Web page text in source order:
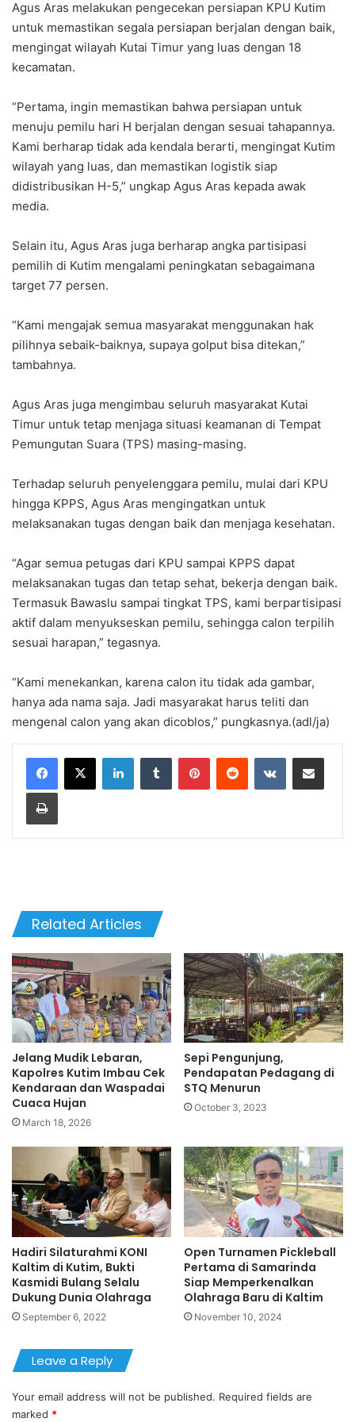
Agus Aras melakukan pengecekan persiapan KPU Kutim
untuk memastikan segala persiapan berjalan dengan baik,
mengingat wilayah Kutai Timur yang luas dengan 18
kecamatan.
“Pertama, ingin memastikan bahwa persiapan untuk
menuju pemilu hari H berjalan dengan sesuai tahapannya.
Kami berharap tidak ada kendala berarti, mengingat Kutim
wilayah yang luas, dan memastikan logistik siap
didistribusikan H-5,” ungkap Agus Aras kepada awak
media.
Selain itu, Agus Aras juga berharap angka partisipasi
pemilih di Kutim mengalami peningkatan sebagaimana
target 77 persen.
“Kami mengajak semua masyarakat menggunakan hak
pilihnya sebaik-baiknya, supaya golput bisa ditekan,”
tambahnya.
Agus Aras juga mengimbau seluruh masyarakat Kutai
Timur untuk tetap menjaga situasi keamanan di Tempat
Pemungutan Suara (TPS) masing-masing.
Terhadap seluruh penyelenggara pemilu, mulai dari KPU
hingga KPPS, Agus Aras mengingatkan untuk
melaksanakan tugas dengan baik dan menjaga kesehatan.
“Agar semua petugas dari KPU sampai KPPS dapat
melaksanakan tugas dan tetap sehat, bekerja dengan baik.
Termasuk Bawaslu sampai tingkat TPS, kami berpartisipasi
aktif dalam menyukseskan pemilu, sehingga calon terpilih
sesuai harapan,” tegasnya.
“Kami menekankan, karena calon itu tidak ada gambar,
hanya ada nama saja. Jadi masyarakat harus teliti dan
mengenal calon yang akan dicoblos,” pungkasnya.(adl/ja)
LinkedInTumblr PinterestReddit VKontakteShare via Email
Print
Related Articles
Jelang Mudik Lebaran,
Kapolres Kutim Imbau Cek
Kendaraan dan Waspadai
Cuaca Hujan
March 18, 2026
Sepi Pengunjung,
Pendapatan Pedagang di
STQ Menurun
October 3, 2023
Hadiri Silaturahmi KONI
Kaltim di Kutim, Bukti
Kasmidi Bulang Selalu
Dukung Dunia Olahraga
September 6, 2022
Open Turnamen Pickleball
Pertama di Samarinda
Siap Memperkenalkan
Olahraga Baru di Kaltim
November 10, 2024
Leave a Reply
Your email address will not be published. Required fields are
marked *